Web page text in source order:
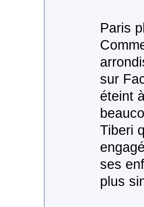
Paris
sur
éteint
Tiberi
ses
plus